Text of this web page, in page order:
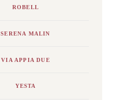
ROBELL
SERENA MALIN
VIA APPIA DUE
YESTA